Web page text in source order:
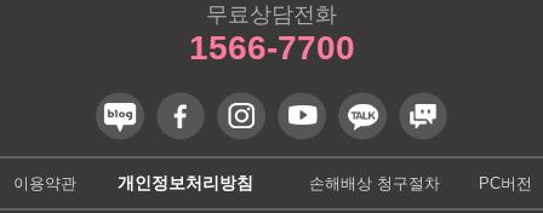
무료상담전화
1566-7700
이용약관 개인정보처리방침 손해배상 청구절차 PC버전